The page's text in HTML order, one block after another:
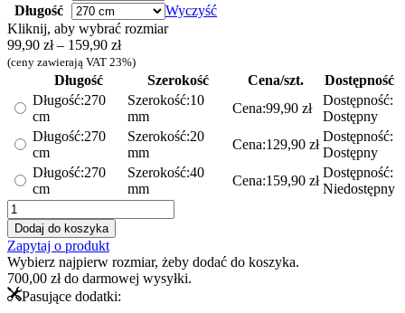
Długość
Wyczyść
Kliknij, aby wybrać rozmiar
99,90 zł – 159,90 złZakres
cen:
99,90 zł
do
159,90 zł
(ceny zawierają VAT 23%)
Długość Szerokość Cena/szt.
Dostępność
Długość:270
cm
Szerokość:10
mm
Cena:99,90 zł
Dostępność:
Dostępny
Długość:270
cm
Szerokość:20
mm
Cena:129,90 zł
Dostępność:
Dostępny
Długość:270
cm
Szerokość:40
mm
Cena:159,90 zł
Dostępność:
Niedostępny
ilość
Listwa
ozdobna
C
-
stalowa
-
Dodaj do koszyka
Zapytaj o produkt
Wybierz najpierw rozmiar, żeby dodać do koszyka.
700,00 złdo darmowej wysyłki.
Pasujące dodatki: